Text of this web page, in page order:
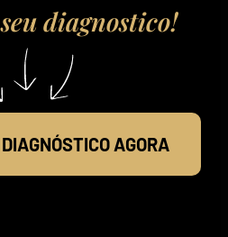
diagnostico!
AGORA